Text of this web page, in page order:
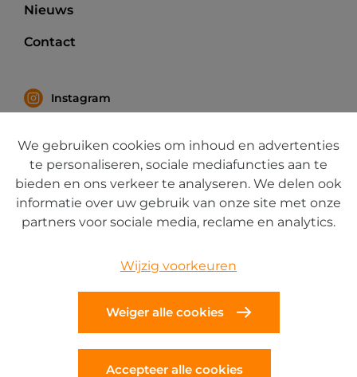
We gebruiken cookies om inhoud en advertenties
te personaliseren, sociale mediafuncties aan te
bieden en ons verkeer te analyseren. We delen ook
informatie over uw gebruik van onze site met onze
partners voor sociale media, reclame en analytics.
Wijzig voorkeuren
Weiger alle cookies
Accepteer alle cookies
Nieuws
Contact
Instagram
LinkedIn